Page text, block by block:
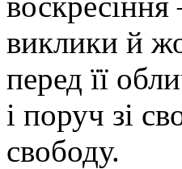
виклики й
перед її
і поруч зі
свободу.